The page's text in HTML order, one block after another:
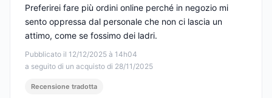
Pubblicato il 12/12/2025 à 14h04
a seguito di un acquisto di 28/11/2025
Preferirei fare più ordini online perché in negozio mi
sento oppressa dal personale che non ci lascia un
attimo, come se fossimo dei ladri.
Recensione tradotta